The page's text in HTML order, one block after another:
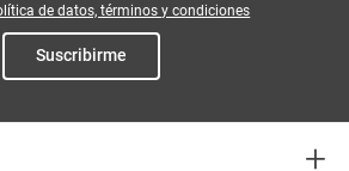
de datos, términos y condiciones
Suscribirme
+